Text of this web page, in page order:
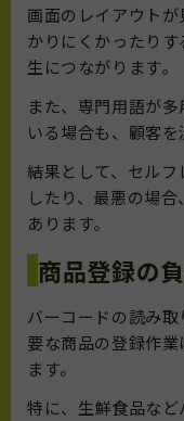
画面のレイアウト
かりにくかったり
生につながります。
また、専門用語が
いる場合も、顧客を
結果として、セル
したり、最悪の場
あります。
商品登録の
バーコードの読み
要な商品の登録作
ます。
特に、生鮮食品な